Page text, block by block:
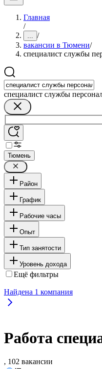
Главная
/
... /
вакансии в Тюмени/
специалист службы
специалист службы
Тюмень
Район
График
Рабочие часы
Опыт
Тип занятости
Уровень дохода
Ещё фильтры
Найдена 1 компания
Работа
, 102 вакансии